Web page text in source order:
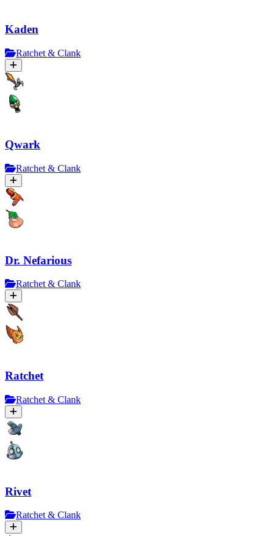
Kaden
Ratchet & Clank
Qwark
Ratchet & Clank
Dr. Nefarious
Ratchet & Clank
Ratchet
Ratchet & Clank
Rivet
Ratchet & Clank